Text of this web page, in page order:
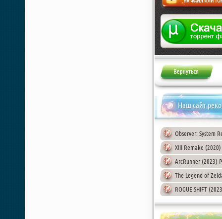
Жалоба
Наш сайт
Observer: System
XIII Remake
ArcRunner (2023)
The Legend of
ROGUE SHIFT